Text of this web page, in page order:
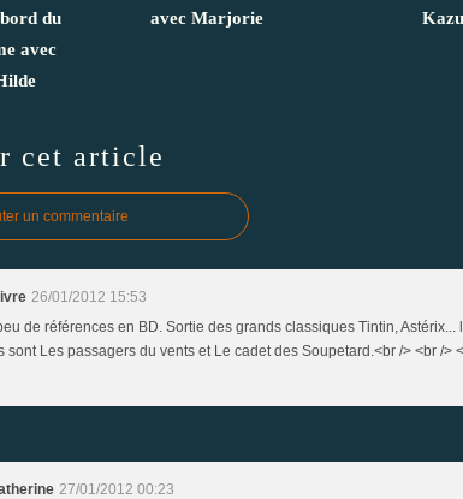
du
avec
avec Marjorie
cet article
un commentaire
26/01/2012 15:53
de références en BD. Sortie des grands classiques Tintin,
sont Les passagers du vents et Le cadet des Soupetard.<br /> <br />
27/01/2012 00:23